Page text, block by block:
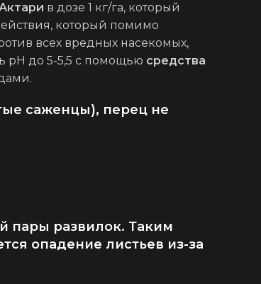
в дозе 1 кг/га, который
который помимо
всех вредных насекомых,
pH до 5-5,5 с помощью средства
саженцы), перец не
пары развилок. Таким
опадение листьев из-за